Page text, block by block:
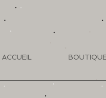
ACCUEIL BOUTIQUE